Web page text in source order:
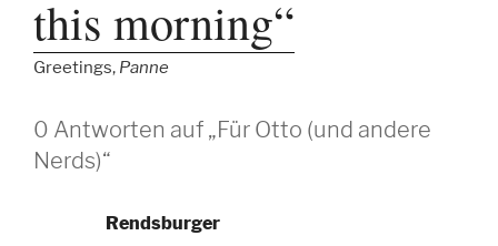
this morning“
Greetings, Panne
0 Antworten auf „Für Otto (und andere
Nerds)“
Rendsburger